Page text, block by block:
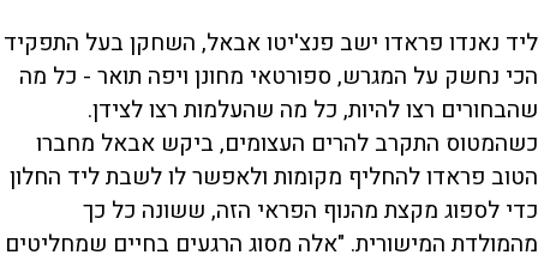
ליד נאנדו פראדו ישב פנצ'יטו אבאל, השחקן בעל התפקיד
הכי נחשק על המגרש, ספורטאי מחונן ויפה תואר - כל מה
שהבחורים רצו להיות, כל מה שהעלמות רצו לצידן.
כשהמטוס התקרב להרים העצומים, ביקש אבאל מחברו
הטוב פראדו להחליף מקומות ולאפשר לו לשבת ליד החלון
כדי לספוג מקצת מהנוף הפראי הזה, ששונה כל כך
מהמולדת המישורית. "אלה מסוג הרגעים בחיים שמחליטים